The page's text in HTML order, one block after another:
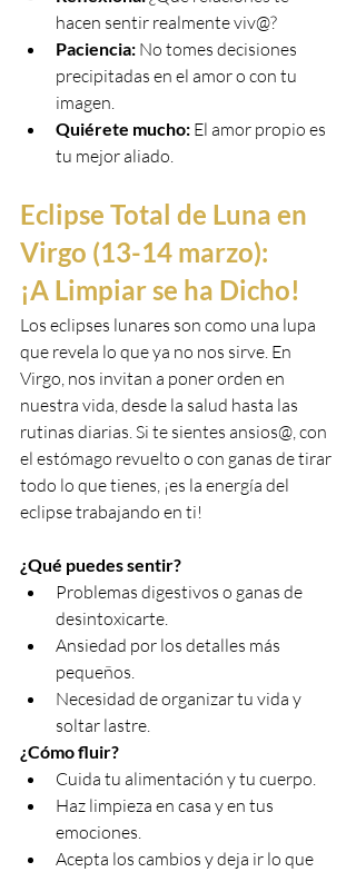
hacen sentir realmente viv@?
Paciencia: No tomes decisiones
precipitadas en el amor o con tu
imagen.
Quiérete mucho: El amor propio es
tu mejor aliado.
Eclipse Total de Luna en
Virgo (13-14 marzo):
¡A Limpiar se ha Dicho!
Los eclipses lunares son como una lupa
que revela lo que ya no nos sirve. En
Virgo, nos invitan a poner orden en
nuestra vida, desde la salud hasta las
rutinas diarias. Si te sientes ansios@, con
el estómago revuelto o con ganas de tirar
todo lo que tienes, ¡es la energía del
eclipse trabajando en ti!
¿Qué puedes sentir?
Problemas digestivos o ganas de
desintoxicarte.
Ansiedad por los detalles más
pequeños.
Necesidad de organizar tu vida y
soltar lastre.
¿Cómo fluir?
Cuida tu alimentación y tu cuerpo.
Haz limpieza en casa y en tus
emociones.
Acepta los cambios y deja ir lo que